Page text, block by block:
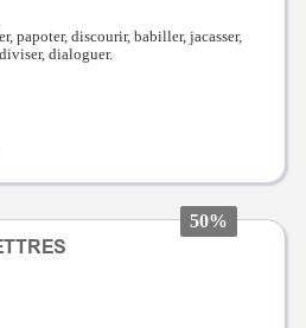
papoter, discourir, babiller, jacasser,
dialoguer.
50%